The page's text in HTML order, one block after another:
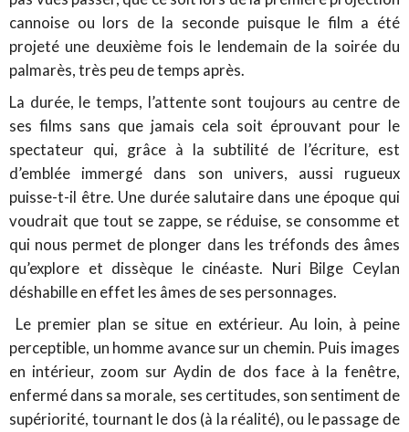
cannoise ou lors de la seconde puisque le film a été
projeté une deuxième fois le lendemain de la soirée du
palmarès, très peu de temps après.
La durée, le temps, l’attente sont toujours au centre de
ses films sans que jamais cela soit éprouvant pour le
spectateur qui, grâce à la subtilité de l’écriture, est
d’emblée immergé dans son univers, aussi rugueux
puisse-t-il être. Une durée salutaire dans une époque qui
voudrait que tout se zappe, se réduise, se consomme et
qui nous permet de plonger dans les tréfonds des âmes
qu’explore et dissèque le cinéaste. Nuri Bilge Ceylan
déshabille en effet les âmes de ses personnages.
Le premier plan se situe en extérieur. Au loin, à peine
perceptible, un homme avance sur un chemin. Puis images
en intérieur, zoom sur Aydin de dos face à la fenêtre,
enfermé dans sa morale, ses certitudes, son sentiment de
supériorité, tournant le dos (à la réalité), ou le passage de